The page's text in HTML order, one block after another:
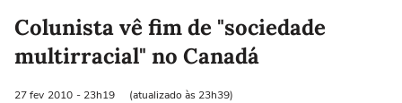
Colunista vê fim de "sociedade
multirracial" no Canadá
27 fev 2010 - 23h19 (atualizado às 23h39)